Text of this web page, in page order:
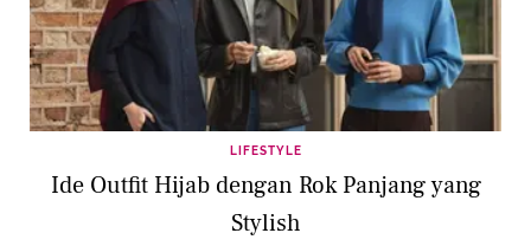
LIFESTYLE
Ide Outfit Hijab dengan Rok Panjang yang
Stylish